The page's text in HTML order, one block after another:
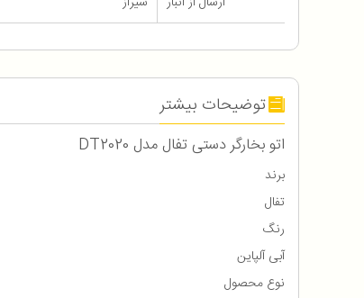
توضیحات بیشتر
اتو بخارگر دستی تفال مدل DT2020
برند
تفال
رنگ
آبی آلپاین
نوع محصول